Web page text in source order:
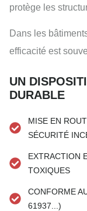
protège les
Dans les
efficacité est
UN
DURABLE
MISE EN
SÉCURITÉ
EXTRACTION
TOXIQUES
CONFORME
61937...)